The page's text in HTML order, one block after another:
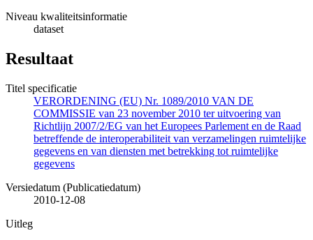
Niveau kwaliteitsinformatie
dataset
Resultaat
Titel specificatie
VERORDENING (EU) Nr. 1089/2010 VAN DE
COMMISSIE van 23 november 2010 ter uitvoering van
Richtlijn 2007/2/EG van het Europees Parlement en de Raad
betreffende de interoperabiliteit van verzamelingen ruimtelijke
gegevens en van diensten met betrekking tot ruimtelijke
gegevens
Versiedatum (Publicatiedatum)
2010-12-08
Uitleg